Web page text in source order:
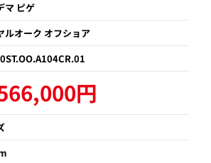
マ ピゲ
ルオーク オフショア
円